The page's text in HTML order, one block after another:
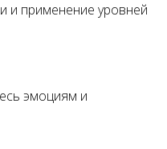
и применение уровней
эмоциям и